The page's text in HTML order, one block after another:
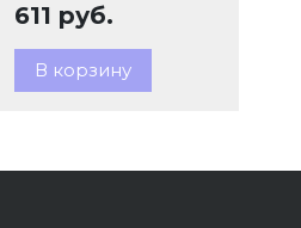
611 руб.
В корзину